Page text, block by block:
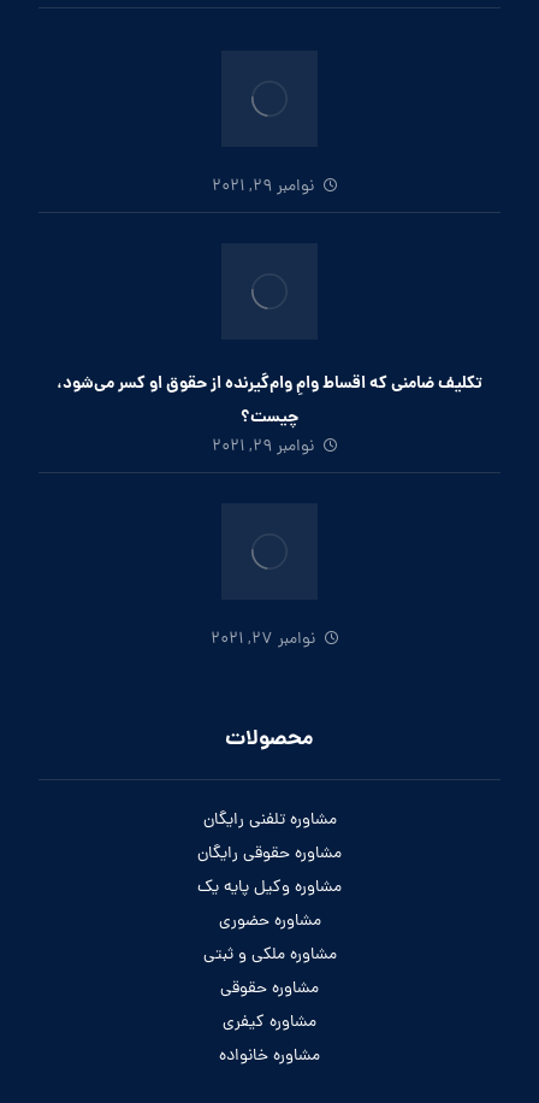
نوامبر 29, 2021
تکلیف ضامنی که اقساط وامِ وام‌گیرنده از حقوق او کسر می‌شود،
چیست؟
نوامبر 29, 2021
نوامبر 27, 2021
محصولات
مشاوره تلفنی رایگان
مشاوره حقوقی رایگان
مشاوره وکیل پایه یک
مشاوره حضوری
مشاوره ملکی و ثبتی
مشاوره حقوقی
مشاوره کیفری
مشاوره خانواده